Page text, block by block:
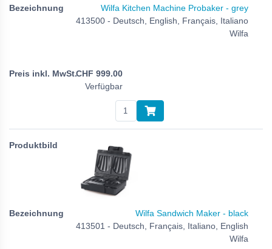
Wilfa Kitchen Machine Probaker - grey
413500 - Deutsch, English, Français, Italiano
Wilfa
CHF 999.00
Verfügbar
Wilfa Sandwich Maker - black
413501 - Deutsch, Français, Italiano, English
Wilfa